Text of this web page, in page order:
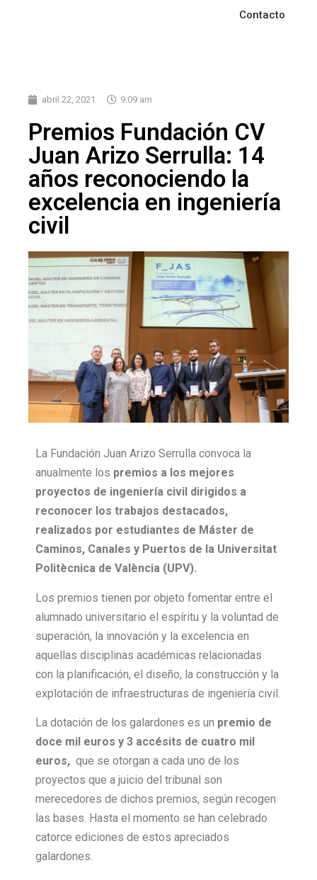
Contacto
abril 22, 2021 9:09 am
Premios Fundación CV
Juan Arizo Serrulla: 14
años reconociendo la
excelencia en ingeniería
civil
La Fundación Juan Arizo Serrulla convoca la
anualmente los premios a los mejores
proyectos de ingeniería civil dirigidos a
reconocer los trabajos destacados,
realizados por estudiantes de Máster de
Caminos, Canales y Puertos de la Universitat
Politècnica de València (UPV).
Los premios tienen por objeto fomentar entre el
alumnado universitario el espíritu y la voluntad de
superación, la innovación y la excelencia en
aquellas disciplinas académicas relacionadas
con la planificación, el diseño, la construcción y la
explotación de infraestructuras de ingeniería civil.
La dotación de los galardones es un premio de
doce mil euros y 3 accésits de cuatro mil
euros, que se otorgan a cada uno de los
proyectos que a juicio del tribunal son
merecedores de dichos premios, según recogen
las bases. Hasta el momento se han celebrado
catorce ediciones de estos apreciados
galardones.